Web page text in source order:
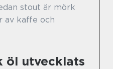
stout är mörk
av kaffe och
öl utvecklats